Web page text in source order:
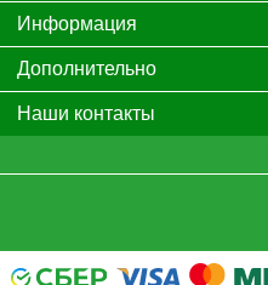
Информация
Дополнительно
Наши контакты